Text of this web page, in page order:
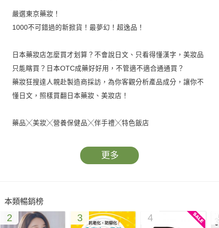
嚴選東京藥妝！
1000不可錯過的新掀貨！最夢幻！超逸品！
日本藥妝店怎麼買才划算？不會說日文、只看得懂漢字，美妝品
只能瞎買？日本OTC成藥好好用，不管適不適合通通買？
藥妝狂搜達人親赴製造商採訪，為你客觀分析產品成分，讓你不
懂日文，照樣買翻日本藥妝、美妝店！
藥品╳美妝╳營養保健品╳伴手禮╳特色飯店
★日常通勤 小資非買不可清單：肌研極潤保濕化妝水、Salon
★好評呼聲不斷 口碑見證：LB超長效耐久眼影筆、POLA美白精
顏精華液、EVE A止痛錠、日本的曼秀雷敦AD軟膏
更多
本類暢銷榜
2 3 4